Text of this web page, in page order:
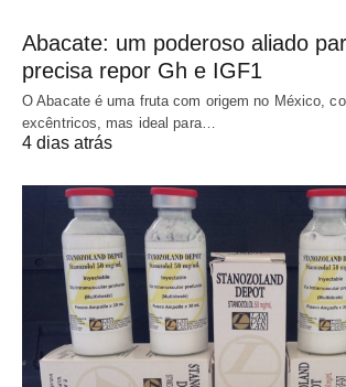
Abacate: um poderoso aliado
precisa repor Gh e IGF1
O Abacate é uma fruta com origem no México,
excêntricos, mas ideal para…
4 dias atrás